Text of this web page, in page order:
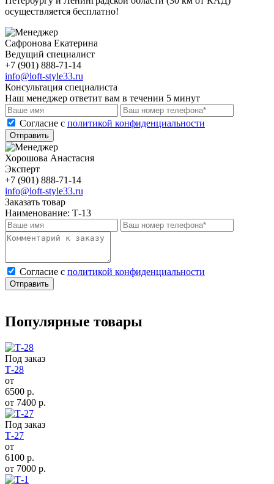
осуществляется бесплатно!
Сафронова Екатерина
Ведущий специалист
+7 (901) 888-71-14
info@loft-style33.ru
Консультация специалиста
Наш менеджер ответит вам в течении 5 минут
Cогласие с политикой конфиденциальности
Отправить
Хорошова Анастасия
Эксперт
+7 (901) 888-71-14
info@loft-style33.ru
Заказать товар
Наименование: Т-13
Cогласие с политикой конфиденциальности
Отправить
Популярные товары
Под заказ
Т-28
от
6500 р.
от 7400 р.
Под заказ
Т-27
от
6100 р.
от 7000 р.